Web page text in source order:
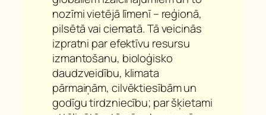
nozīmi vietējā līmenī – reģionā,
pilsētā vai ciematā. Tā veicinās
izpratni par efektīvu resursu
izmantošanu, bioloģisko
daudzveidību, klimata
pārmaiņām, cilvēktiesībām un
godīgu tirdzniecību; par šķietami